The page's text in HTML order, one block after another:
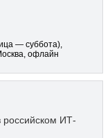
— суббота),
офлайн
российском ИТ-